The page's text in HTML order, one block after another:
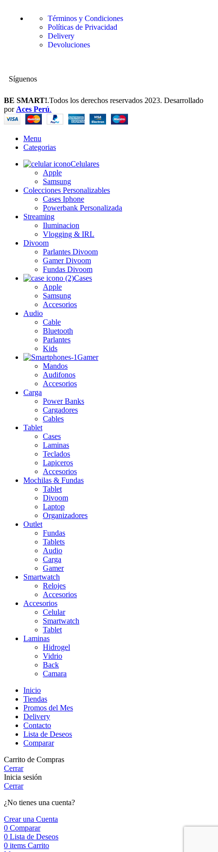
Términos y Condiciones
Políticas de Privacidad
Delivery
Devoluciones
Síguenos
BE SMART!.Todos los derechos reservados 2023. Desarrollado
por Aces Perú.
Menu
Categorias
Celulares
Apple
Samsung
Colecciones Personalizables
Cases Iphone
Powerbank Personalizada
Streaming
Iluminacion
Vlogging & IRL
Divoom
Parlantes Divoom
Gamer Divoom
Fundas Divoom
Cases
Apple
Samsung
Accesorios
Audio
Cable
Bluetooth
Parlantes
Kids
Gamer
Mandos
Audifonos
Accesorios
Carga
Power Banks
Cargadores
Cables
Tablet
Cases
Laminas
Teclados
Lapiceros
Accesorios
Mochilas & Fundas
Tablet
Divoom
Laptop
Organizadores
Outlet
Fundas
Tablets
Audio
Carga
Gamer
Smartwatch
Relojes
Accesorios
Accesorios
Celular
Smartwatch
Tablet
Laminas
Hidrogel
Vidrio
Back
Camara
Inicio
Tiendas
Promos del Mes
Delivery
Contacto
Lista de Deseos
Comparar
Carrito de Compras
Cerrar
Inicia sesión
Cerrar
¿No tienes una cuenta?
Crear una Cuenta
0 Comparar
0 Lista de Deseos
0 items Carrito